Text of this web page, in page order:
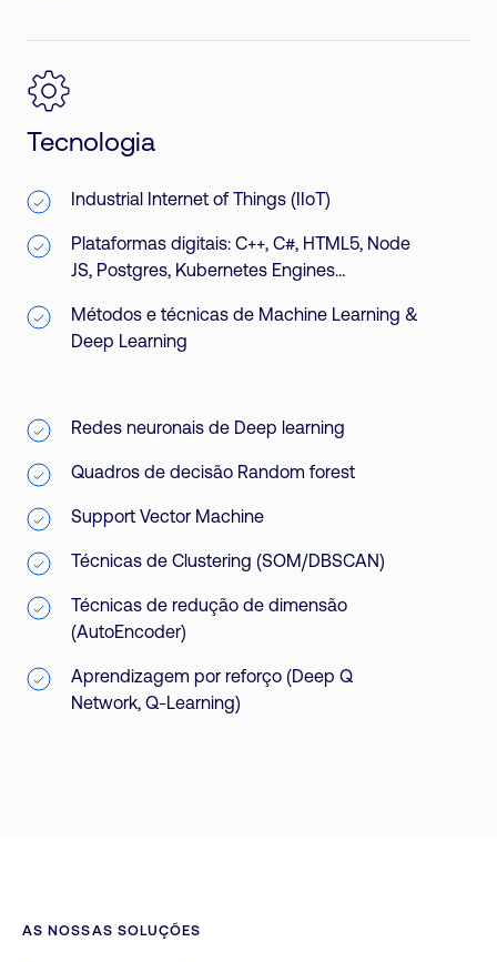
Tecnologia
Industrial Internet of Things (IIoT)
Plataformas digitais: C++, C#, HTML5, Node
JS, Postgres, Kubernetes Engines…
Métodos e técnicas de Machine Learning &
Deep Learning
Redes neuronais de Deep learning
Quadros de decisão Random forest
Support Vector Machine
Técnicas de Clustering (SOM/DBSCAN)
Técnicas de redução de dimensão
(AutoEncoder)
Aprendizagem por reforço (Deep Q
Network, Q-Learning)
AS NOSSAS SOLUÇÕES